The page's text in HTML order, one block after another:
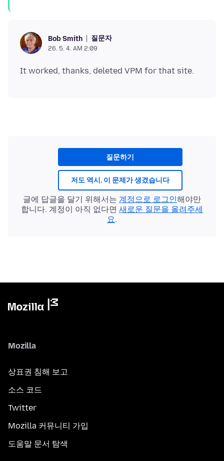
Bob Smith 질문자
26. 5. 4. AM 2:09
질문하기
저도 역시, 이 문제가 생겼습니다
글에 답글을 달기 위해서는 계정으로 로그인해야만
합니다. 계정이 아직 없다면 새로운 질문을 올려주세
요.
Mozilla
상표권 침해 보고
소스 코드
Twitter
Mozilla 커뮤니티 가입
도움말 문서 탐색